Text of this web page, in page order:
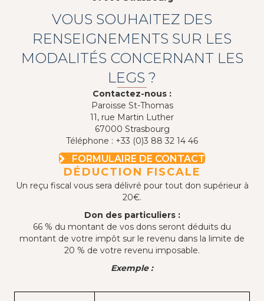
VOUS SOUHAITEZ DES
RENSEIGNEMENTS SUR LES
MODALITÉS CONCERNANT LES
LEGS ?
Contactez-nous :
Paroisse St-Thomas
11, rue Martin Luther
67000 Strasbourg
Téléphone : +33 (0)3 88 32 14 46
FORMULAIRE DE CONTACT
DÉDUCTION FISCALE
Un reçu fiscal vous sera délivré pour tout don supérieur à
20€.
Don des particuliers :
66 % du montant de vos dons seront déduits du
montant de votre impôt sur le revenu dans la limite de
20 % de votre revenu imposable.
Exemple :